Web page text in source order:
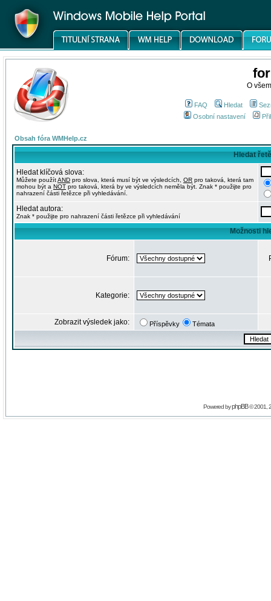
O
FAQ Hledat
Osobní nastavení
Obsah fóra WMHelp.cz
Hledat
Hledat klíčová slova:
Můžete použítAND pro slova, která musí být ve výsledcích, OR pro taková, která tam
mohou být a NOT pro taková, která by ve výsledcích neměla být. Znak * použijte pro
nahrazení části řetězce při vyhledávání.
Hledat autora:
Znak * použijte pro nahrazení části řetězce při vyhledávání
Možnosti
Fórum:
Kategorie:
Zobrazit výsledek jako: Příspěvky Témata
Powered byphpBB© 2001,